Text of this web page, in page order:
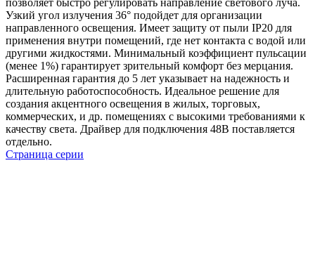
Узкий угол излучения 36° подойдет для организации
направленного освещения. Имеет защиту от пыли IP20 для
применения внутри помещений, где нет контакта с водой или
другими жидкостями. Минимальный коэффициент пульсации
(менее 1%) гарантирует зрительный комфорт без мерцания.
Расширенная гарантия до 5 лет указывает на надежность и
длительную работоспособность. Идеальное решение для
создания акцентного освещения в жилых, торговых,
коммерческих, и др. помещениях с высокими требованиями к
качеству света. Драйвер для подключения 48В поставляется
отдельно.
Страница серии